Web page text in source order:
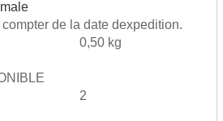
de la date dexpedition.
0,50 kg
2